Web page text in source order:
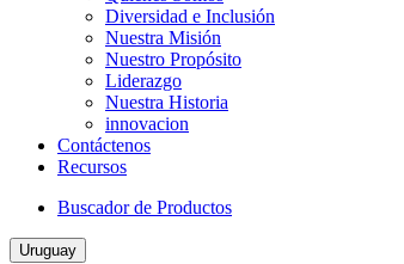
Diversidad e Inclusión
Nuestra Misión
Nuestro Propósito
Liderazgo
Nuestra Historia
innovacion
Contáctenos
Recursos
Buscador de Productos
Uruguay